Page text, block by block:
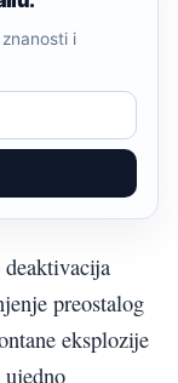
i
preostalog
eksplozije